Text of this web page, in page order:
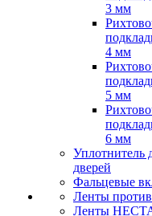
3 мм
4 мм
5 мм
6 мм
Уплотнитель
дверей
Фальцевые
Ленты
Ленты